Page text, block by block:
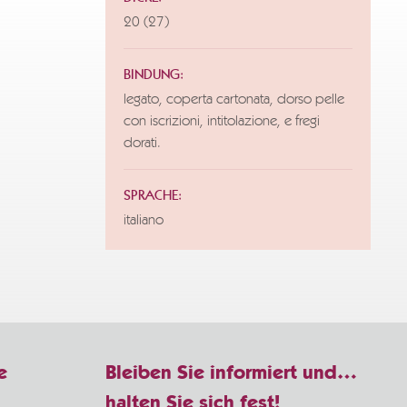
20 (27)
BINDUNG:
legato, coperta cartonata, dorso pelle
con iscrizioni, intitolazione, e fregi
dorati.
SPRACHE:
italiano
Bleiben Sie informiert und…